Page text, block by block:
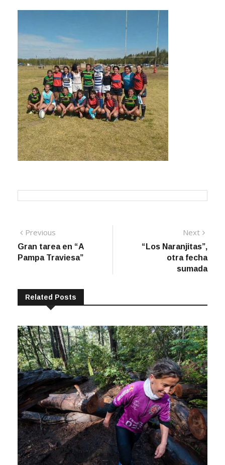
Navegación
de
Previous
post:
Gran tarea en “A
Pampa Traviesa”
Next
post:
“Los Naranjitas”,
otra fecha
sumada
Related Posts